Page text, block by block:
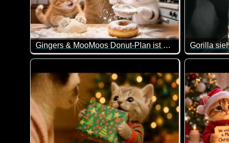
Gingers & MooMoos Donut-Plan ist gescheitert! Mama kommt zur Rettung
Da geht einem doch mal wieder das Herz auf wie
Gorilla
Wenn das